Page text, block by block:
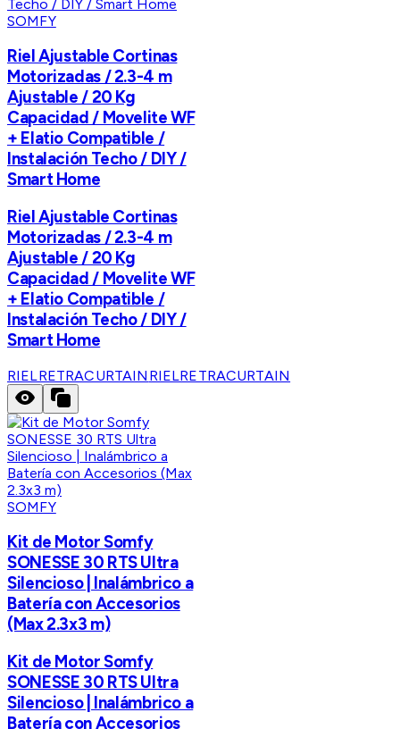
SOMFY
Riel Ajustable Cortinas
Motorizadas / 2.3-4 m
Ajustable / 20 Kg
Capacidad / Movelite WF
+ Elatio Compatible /
Instalación Techo / DIY /
Smart Home
Riel Ajustable Cortinas
Motorizadas / 2.3-4 m
Ajustable / 20 Kg
Capacidad / Movelite WF
+ Elatio Compatible /
Instalación Techo / DIY /
Smart Home
RIELRETRACURTAIN RIELRETRACURTAIN
SOMFY
Kit de Motor Somfy
SONESSE 30 RTS Ultra
Silencioso | Inalámbrico a
Batería con Accesorios
(Max 2.3x3 m)
Kit de Motor Somfy
SONESSE 30 RTS Ultra
Silencioso | Inalámbrico a
Batería con Accesorios